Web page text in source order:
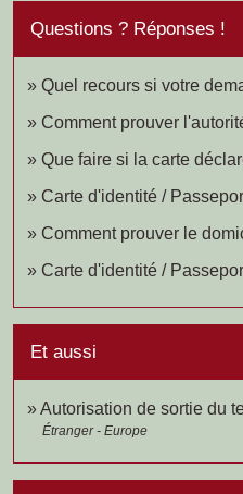
Questions ? Réponses !
Quel recours si votre
Comment prouver
Que faire si la carte
Carte d'identité /
Comment prouver le
Carte d'identité /
Et aussi
Autorisation de sortie du
Étranger - Europe